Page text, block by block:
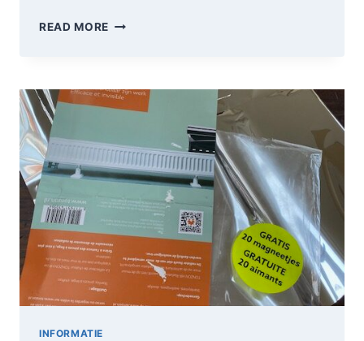
READ MORE VLOER
INFORMATIE